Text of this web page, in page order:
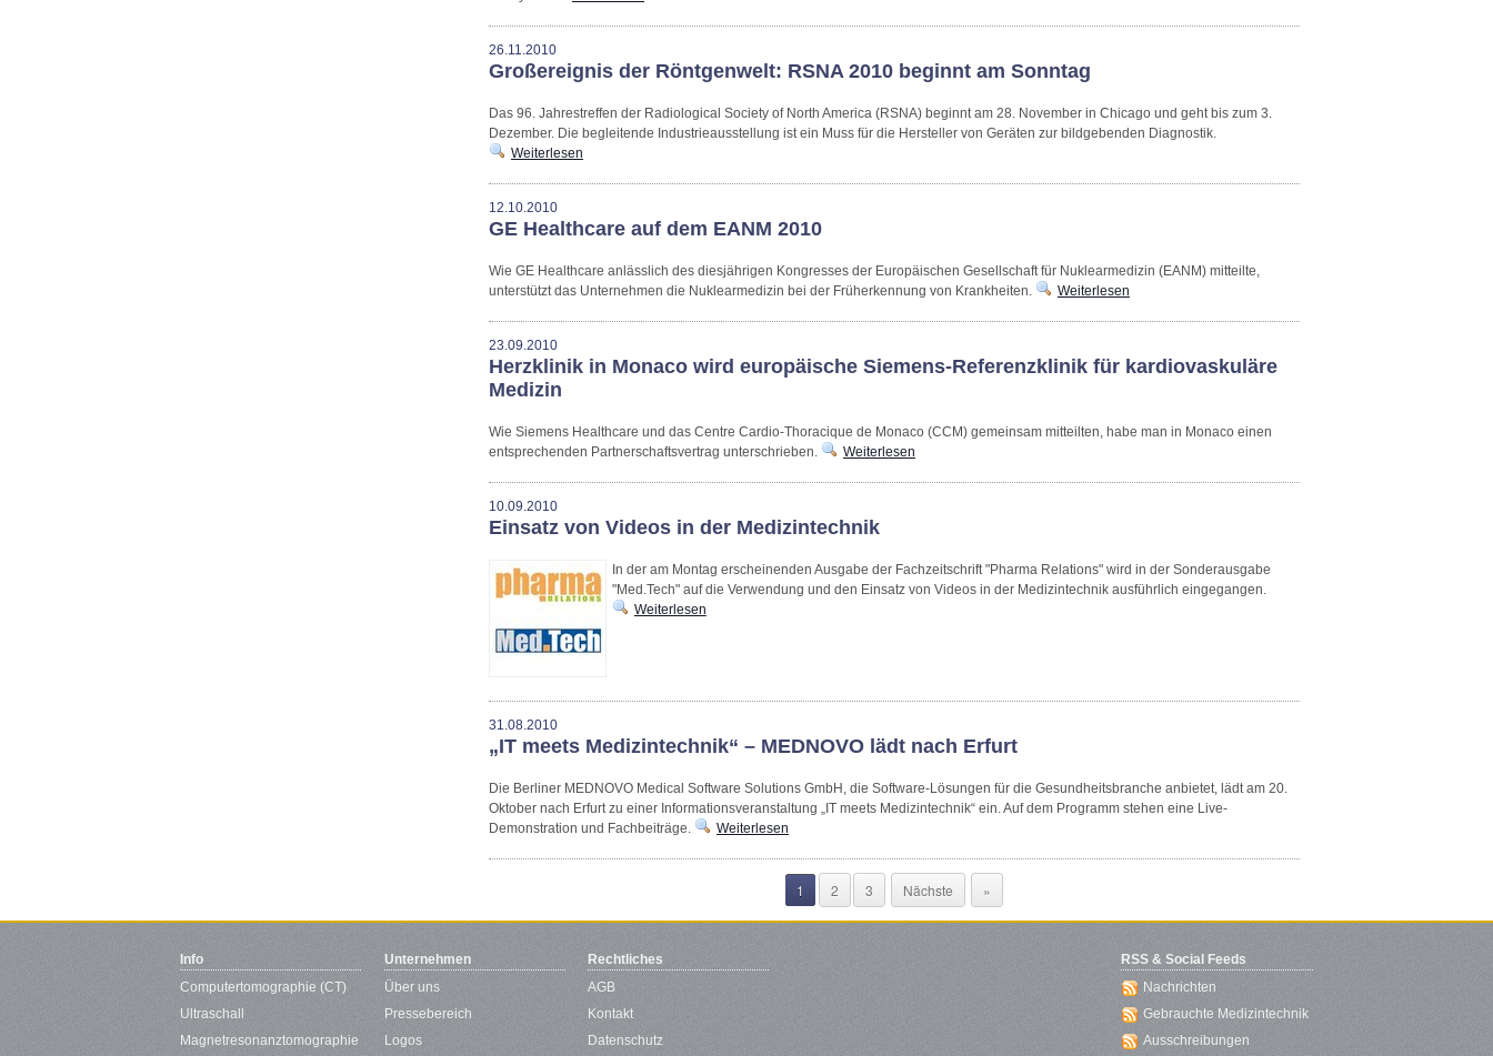
26.11.2010
Großereignis der Röntgenwelt: RSNA 2010 beginnt am Sonntag
Das 96. Jahrestreffen der Radiological Society of North America (RSNA) beginnt am 28. November in Chicago und geht bis zum 3.
Dezember. Die begleitende Industrieausstellung ist ein Muss für die Hersteller von Geräten zur bildgebenden Diagnostik.
Weiterlesen
12.10.2010
GE Healthcare auf dem EANM 2010
Wie GE Healthcare anlässlich des diesjährigen Kongresses der Europäischen Gesellschaft für Nuklearmedizin (EANM) mitteilte,
unterstützt das Unternehmen die Nuklearmedizin bei der Früherkennung von Krankheiten.
Weiterlesen
23.09.2010
Herzklinik in Monaco wird europäische Siemens-Referenzklinik für kardiovaskuläre
Medizin
Wie Siemens Healthcare und das Centre Cardio-Thoracique de Monaco (CCM) gemeinsam mitteilten, habe man in Monaco einen
entsprechenden Partnerschaftsvertrag unterschrieben.
Weiterlesen
10.09.2010
Einsatz von Videos in der Medizintechnik
In der am Montag erscheinenden Ausgabe der Fachzeitschrift "Pharma Relations" wird in der Sonderausgabe
"Med.Tech" auf die Verwendung und den Einsatz von Videos in der Medizintechnik ausführlich eingegangen.
Weiterlesen
31.08.2010
„IT meets Medizintechnik“ – MEDNOVO lädt nach Erfurt
Die Berliner MEDNOVO Medical Software Solutions GmbH, die Software-Lösungen für die Gesundheitsbranche anbietet, lädt am 20.
Oktober nach Erfurt zu einer Informationsveranstaltung „IT meets Medizintechnik“ ein. Auf dem Programm stehen eine Live-
Demonstration und Fachbeiträge.
Weiterlesen
1 2 3 Nächste »
Info
Computertomographie (CT)
Ultraschall
Magnetresonanztomographie
Unternehmen
Über uns
Pressebereich
Logos
Rechtliches
AGB
Kontakt
Datenschutz
RSS & Social Feeds
Nachrichten
Gebrauchte Medizintechnik
Ausschreibungen